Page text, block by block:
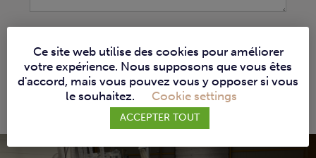
S'INSCRIRE
Ce site web utilise des cookies pour améliorer
votre expérience. Nous supposons que vous êtes
d'accord, mais vous pouvez vous y opposer si vous
le souhaitez.
Cookie settings
ACCEPTER TOUT